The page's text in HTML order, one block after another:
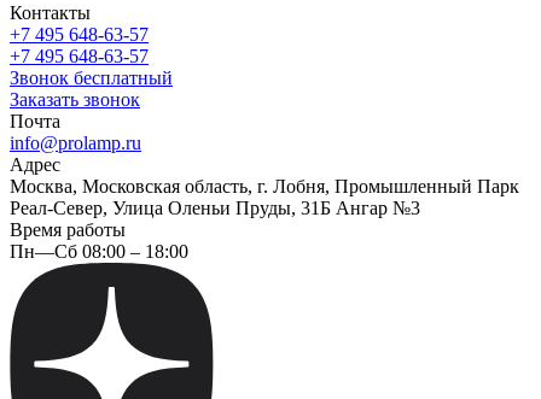
Контакты
+7 495 648-63-57
+7 495 648-63-57
Звонок бесплатный
Заказать звонок
Почта
info@prolamp.ru
Адрес
Москва, Московская область, г. Лобня, Промышленный Парк
Реал-Север, Улица Оленьи Пруды, 31Б Ангар №3
Время работы
Пн—Сб 08:00 – 18:00